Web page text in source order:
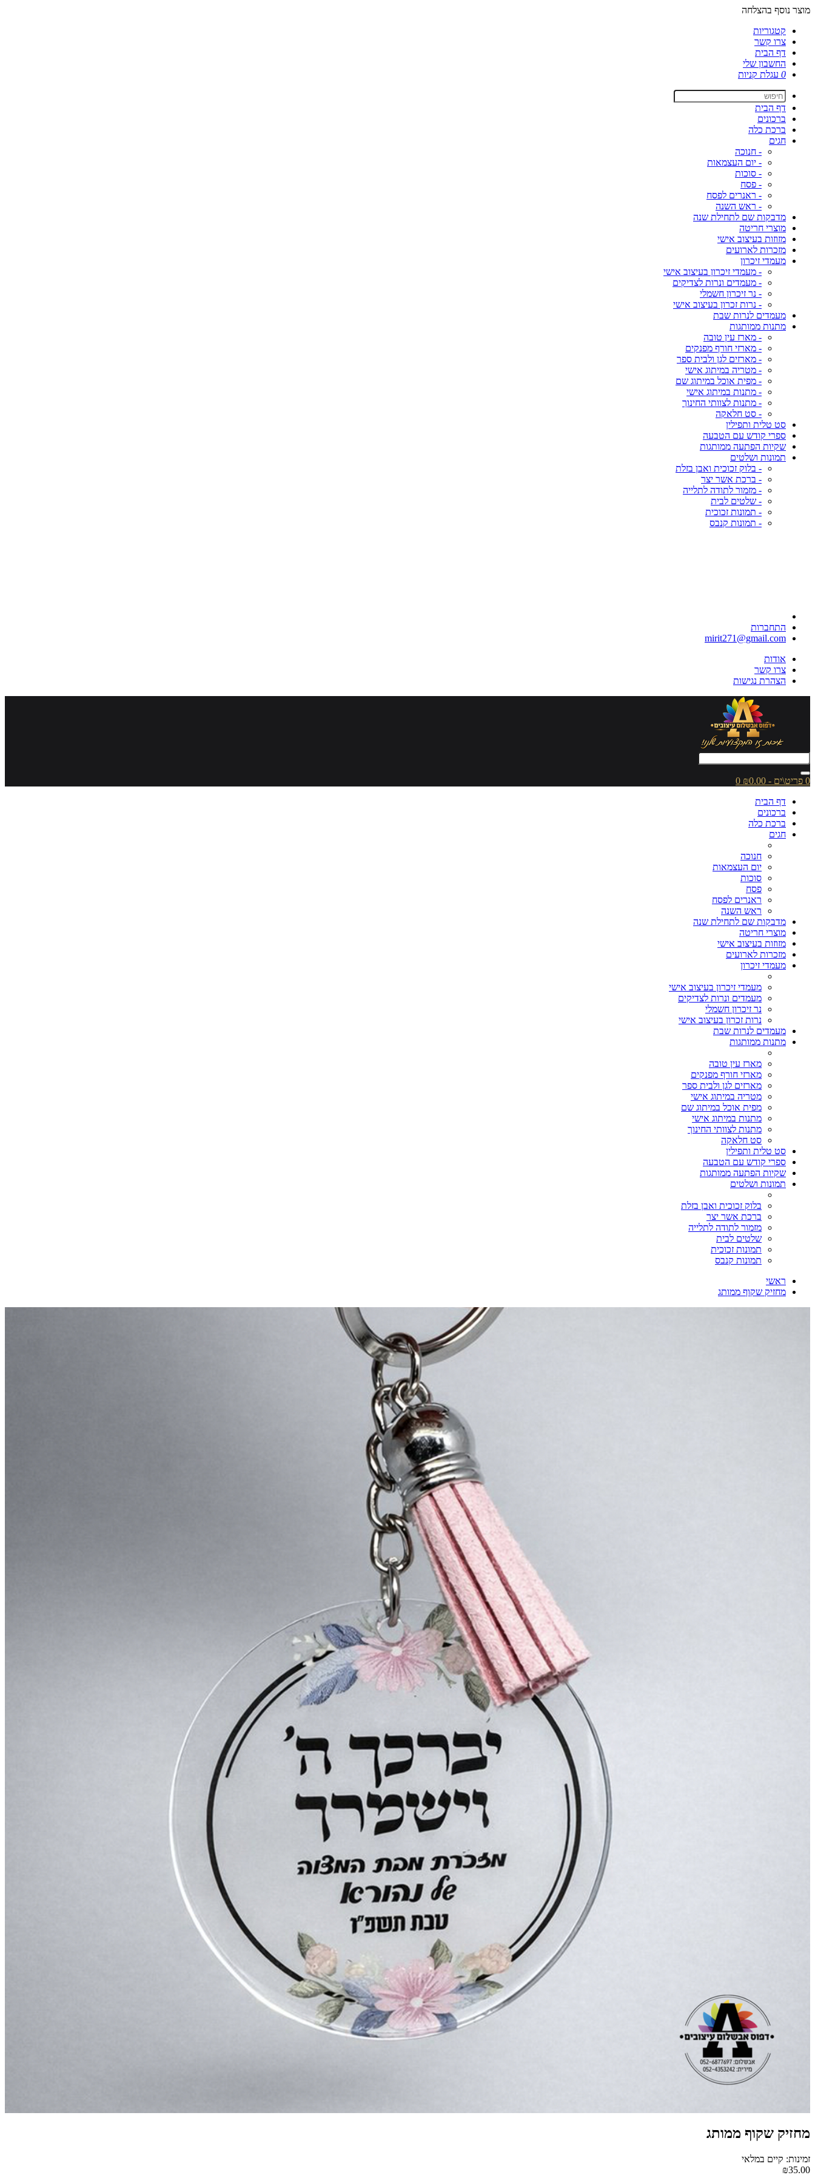
מוצר נוסף בהצלחה
קטגוריות
צרו קשר
דף הבית
החשבון שלי
0 עגלת קניות
דף הבית
ברכונים
ברכת כלה
חגים
- חנוכה
- יום העצמאות
- סוכות
- פסח
- ראנרים לפסח
- ראש השנה
מדבקות שם לתחילת שנה
מוצרי חריטה
מזוזות בעיצוב אישי
מזכרות לארועים
מעמדי זיכרון
- מעמדי זיכרון בעיצוב אישי
- מעמדים ונרות לצדיקים
- נר זיכרון חשמלי
- נרות זכרון בעיצוב אישי
מעמדים לנרות שבת
מתנות ממותגות
- מארז עין טובה
- מארזי חורף מפנקים
- מארזים לגן ולבית ספר
- מטריה במיתוג אישי
- מפית אוכל במיתוג שם
- מתנות במיתוג אישי
- מתנות לצוותי החינוך
- סט חלאקה
סט טלית ותפילין
ספרי קודש עם הטבעה
שקיות הפתעה ממותגות
תמונות ושלטים
- בלוק זכוכית ואבן בזלת
- ברכת אשר יצר
- מזמור לתודה לתלייה
- שלטים לבית
- תמונות זכוכית
- תמונות קנבס
התחברות
mirit271@gmail.com
אודות
צרו קשר
הצהרת נגישות
0 פריט\ים - ₪0.00
0
דף הבית
ברכונים
ברכת כלה
חגים
חנוכה
יום העצמאות
סוכות
פסח
ראנרים לפסח
ראש השנה
מדבקות שם לתחילת שנה
מוצרי חריטה
מזוזות בעיצוב אישי
מזכרות לארועים
מעמדי זיכרון
מעמדי זיכרון בעיצוב אישי
מעמדים ונרות לצדיקים
נר זיכרון חשמלי
נרות זכרון בעיצוב אישי
מעמדים לנרות שבת
מתנות ממותגות
מארז עין טובה
מארזי חורף מפנקים
מארזים לגן ולבית ספר
מטריה במיתוג אישי
מפית אוכל במיתוג שם
מתנות במיתוג אישי
מתנות לצוותי החינוך
סט חלאקה
סט טלית ותפילין
ספרי קודש עם הטבעה
שקיות הפתעה ממותגות
תמונות ושלטים
בלוק זכוכית ואבן בזלת
ברכת אשר יצר
מזמור לתודה לתלייה
שלטים לבית
תמונות זכוכית
תמונות קנבס
ראשי
מחזיק שקוף ממותג
מחזיק שקוף ממותג
זמינות: קיים במלאי
₪35.00